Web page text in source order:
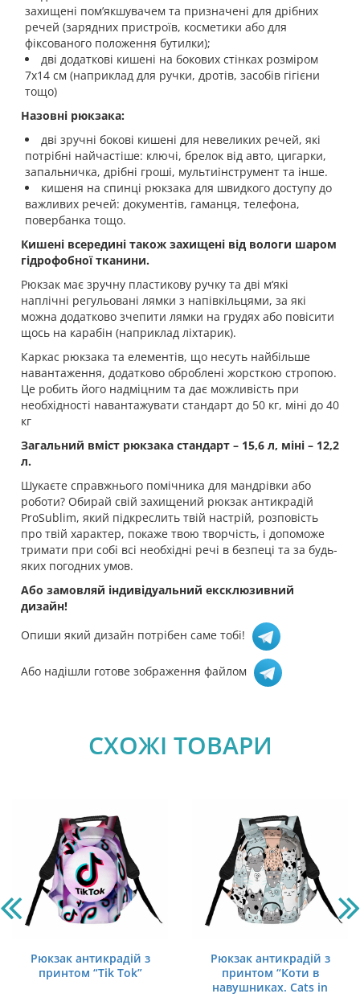
захищені пом’якшувачем та призначені для дрібних
речей (зарядних пристроїв, косметики або для
фіксованого положення бутилки);
дві додаткові кишені на бокових стінках розміром
7х14 см (наприклад для ручки, дротів, засобів гігієни
тощо)
Назовні рюкзака:
дві зручні бокові кишені для невеликих речей, які
потрібні найчастіше: ключі, брелок від авто, цигарки,
запальничка, дрібні гроші, мультиінструмент та інше.
кишеня на спинці рюкзака для швидкого доступу до
важливих речей: документів, гаманця, телефона,
повербанка тощо.
Кишені всередині також захищені від вологи шаром
гідрофобної тканини.
Рюкзак має зручну пластикову ручку та дві м‘які
наплічні регульовані лямки з напівкільцями, за які
можна додатково зчепити лямки на грудях або повісити
щось на карабін (наприклад ліхтарик).
Каркас рюкзака та елементів, що несуть найбільше
навантаження, додатково оброблені жорсткою стропою.
Це робить його надміцним та дає можливість при
необхідності навантажувати стандарт до 50 кг, міні до 40
кг
Загальний вміст рюкзака стандарт – 15,6 л, міні – 12,2
л.
Шукаєте справжнього помічника для мандрівки або
роботи? Обирай свій захищений рюкзак антикрадій
ProSublim, який підкреслить твій настрій, розповість
про твій характер, покаже твою творчість, і допоможе
тримати при собі всі необхідні речі в безпеці та за будь-
яких погодних умов.
Або замовляй індивідуальний ексклюзивний
дизайн!
Опиши який дизайн потрібен саме тобі!
Або надішли готове зображення файлом
СХОЖІ ТОВАРИ
Рюкзак антикрадій з
принтом “Tik Tok”
Рюкзак антикрадій з
принтом “Коти в
навушниках. Cats in